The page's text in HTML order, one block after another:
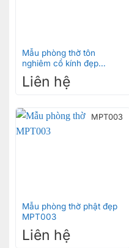
Mẫu phòng thờ tôn
nghiêm cổ kính đẹp
MPT015
Liên hệ
MPT003
Mẫu phòng thờ phật đẹp
MPT003
Liên hệ